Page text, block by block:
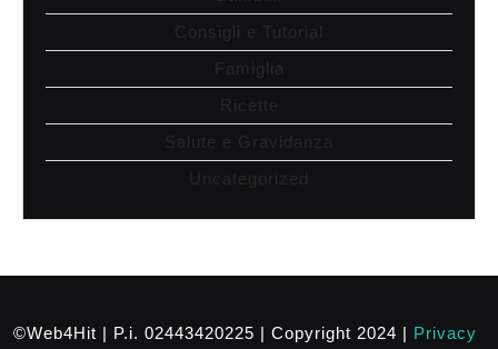
Consigli e Tutorial
Famiglia
Ricette
Salute e Gravidanza
Uncategorized
©Web4Hit | P.i. 02443420225 | Copyright 2024 | Privacy